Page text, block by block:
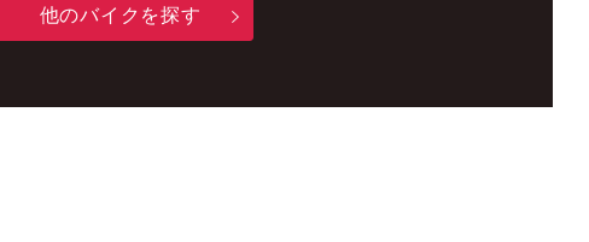
他のバイクを探す